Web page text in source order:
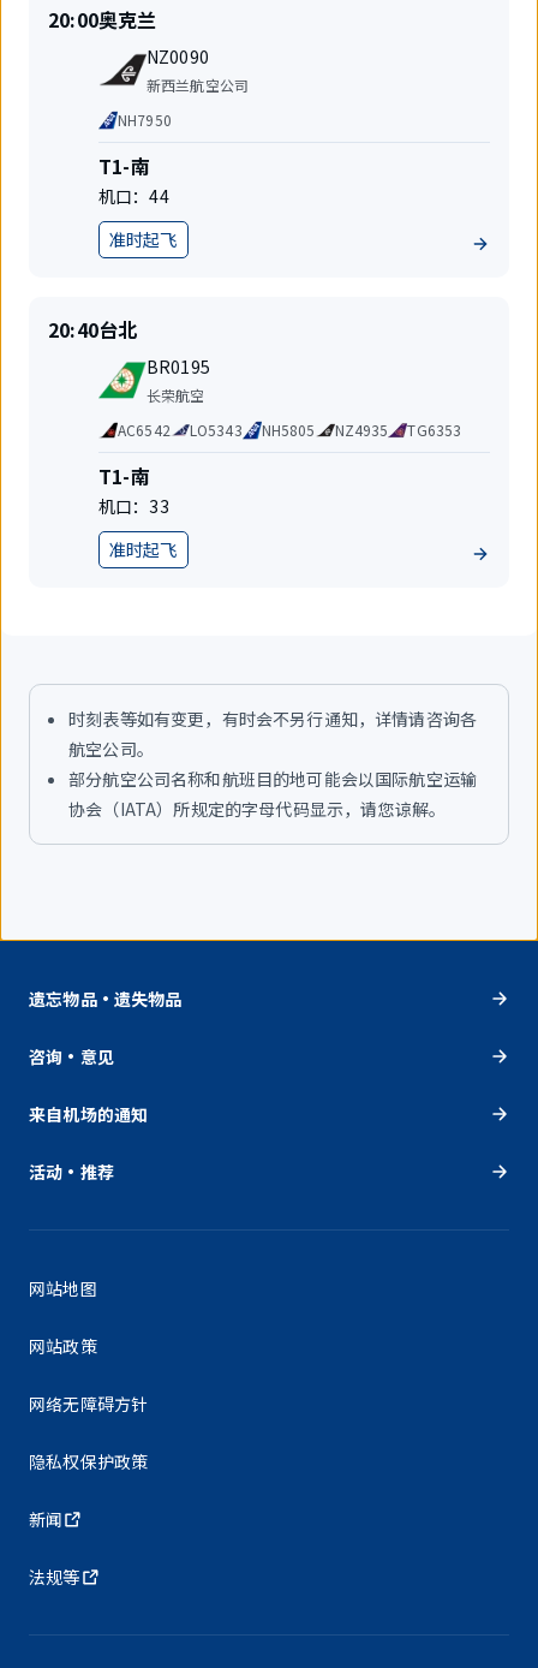
准
时
20:00目
的
奥克兰
航
班
号
NZ0090
航
公
司
新西兰航空公司
代
码
共
享
航
班
NH7950
航
站
楼
T1-南
机口：44
地准时起飞
准
时
20:40目
的
地
台北
航
班
号
BR0195
航
公
司
长荣航空
代
码
共
享
航
班
AC6542 LO5343 NH5805 NZ4935 TG6353
航
站
楼
T1-南
机口：33
地准时起飞
时刻表等如有变更，有时会不另行通知，详情请咨询各
航空公司。
部分航空公司名称和航班目的地可能会以国际航空运输
协会（IATA）所规定的字母代码显示，请您谅解。
遗忘物品・遗失物品
咨询・意见
来自机场的通知
活动・推荐
网站地图
网站政策
网络无障碍方针
隐私权保护政策
新闻
法规等